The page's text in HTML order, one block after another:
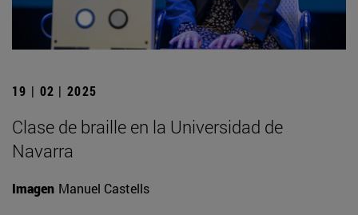
19 | 02 | 2025
Clase de braille en la Universidad de
Navarra
Imagen Manuel Castells